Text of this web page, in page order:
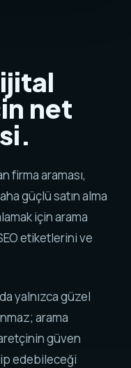
net
firma araması,
güçlü satın alma
için arama
etiketlerini ve
yalnızca güzel
arama
güven
edebileceği